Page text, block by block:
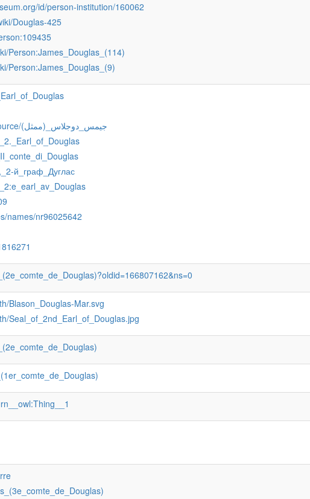
id/person-institution/160062
Douglas-425
Person:James_Douglas_(114)
Person:James_Douglas_(9)
http://arz.dbpedia.org/resource/جيمس_دوجلاس_(ممثل)
й_граф_Дуглас
names/nr96025642
Blason_Douglas-Mar.svg
Seal_of_2nd_Earl_of_Douglas.jpg